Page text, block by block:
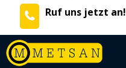
Ruf uns jetzt an!